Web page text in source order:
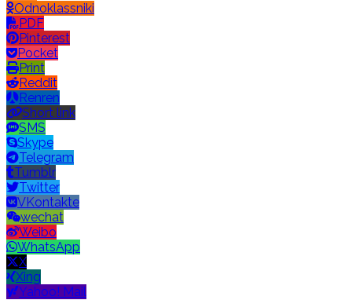
Odnoklassniki
PDF
Pinterest
Pocket
Print
Reddit
Renren
Short link
SMS
Skype
Telegram
Tumblr
Twitter
VKontakte
wechat
Weibo
WhatsApp
X
Xing
Yahoo! Mail